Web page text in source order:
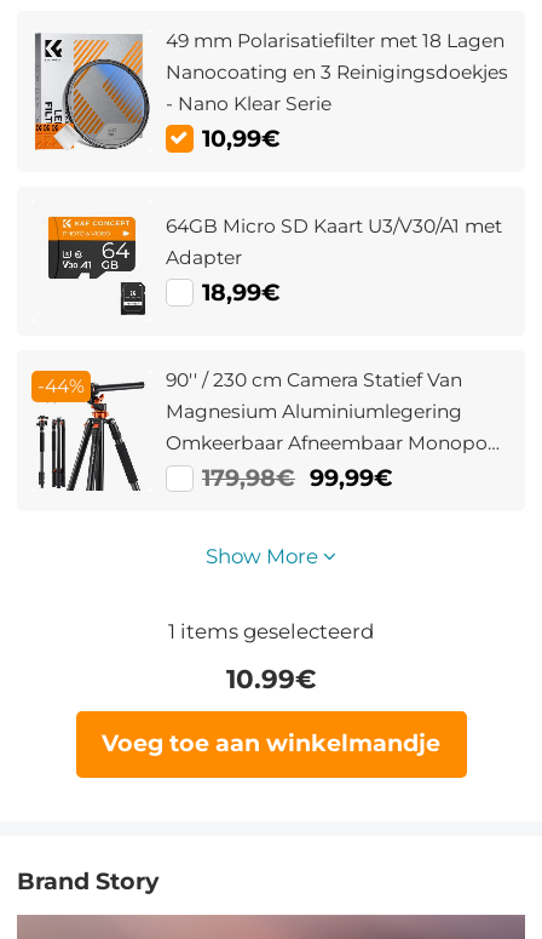
49 mm Polarisatiefilter met 18 Lagen
Nanocoating en 3 Reinigingsdoekjes
- Nano Klear Serie
10,99€
64GB Micro SD Kaart U3/V30/A1 met
Adapter
18,99€
-44%
90'' / 230 cm Camera Statief Van
Magnesium Aluminiumlegering
Omkeerbaar Afneembaar Monopod
Plaatvergrendeling Transversale
179,98€ 99,99€
Show More
1 items geselecteerd
10.99€
Voeg toe aan winkelmandje
Brand Story